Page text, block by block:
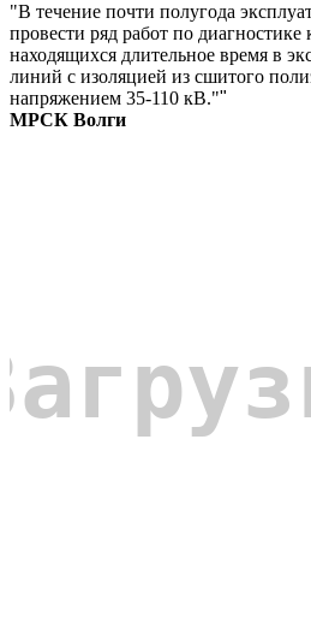
"В течение почти полугода
провести ряд работ по диагностике
находящихся длительное время в
линий с изоляцией из сшитого
напряжением 35-110 кВ.""
МРСК Волги